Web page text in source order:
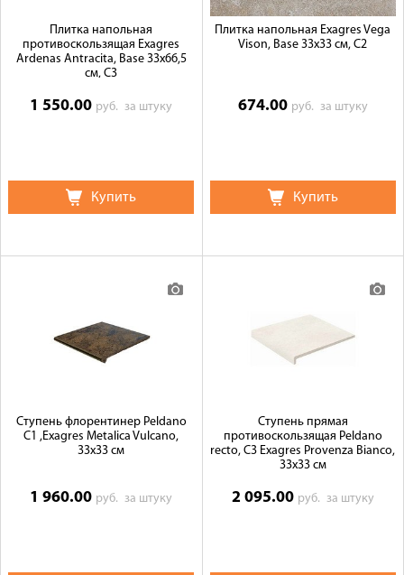
Плитка напольная
противоскользящая Exagres
Ardenas Antracita, Base 33x66,5
см, C3
1 550.00 руб.за штуку
Купить
Плитка напольная Exagres Vega
Vison, Base 33x33 см, C2
674.00 руб. за штуку
Купить
Ступень флорентинер Peldano
C1 ,Exagres Metalica Vulcano,
33x33 см
1 960.00 руб.за штуку
Ступень прямая
противоскользящая Peldano
recto, C3 Exagres Provenza Bianco,
33x33 см
2 095.00 руб. за штуку